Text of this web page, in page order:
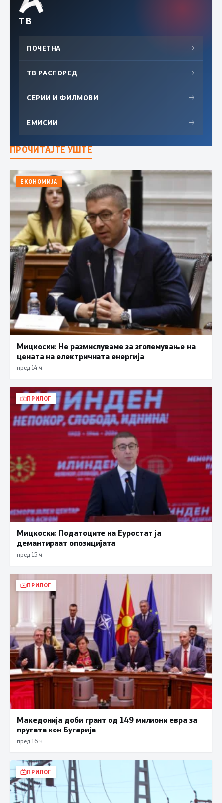
ТВ
ПОЧЕТНА →
ТВ РАСПОРЕД →
СЕРИИ И ФИЛМОВИ →
ЕМИСИИ →
ПРОЧИТАЈТЕ УШТЕ
ЕКОНОМИЈА
Мицкоски: Не размислуваме за зголемување на
цената на електричната енергија
пред 14 ч.
ПРИЛОГ
Мицкоски: Податоците на Еуростат ја
демантираат опозицијата
пред 15 ч.
ПРИЛОГ
Македонија доби грант од 149 милиони евра за
пругата кон Бугарија
пред 16 ч.
ПРИЛОГ